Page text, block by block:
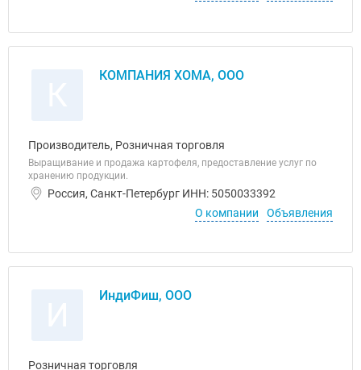
КОМПАНИЯ ХОМА, ООО
Производитель, Розничная торговля
Выращивание и продажа картофеля, предоставление услуг по
хранению продукции.
Россия, Санкт-Петербург ИНН: 5050033392
О компании
Объявления
ИндиФиш, ООО
Розничная торговля